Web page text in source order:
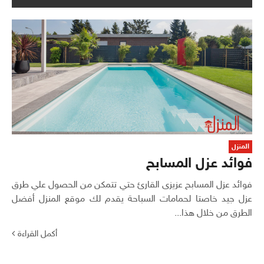
المنزل
فوائد عزل المسابح
فوائد عزل المسابح عزيزى القارئ حتي تتمكن من الحصول علي طرق
عزل جيد خاصتا لحمامات السباحة يقدم لك موقع المنزل أفضل
الطرق من خلال هذا...
أكمل القراءة